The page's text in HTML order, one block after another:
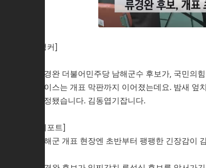
[앵커]
류경완 더불어민주당 남해군수 후보가, 국민의
레이스는 개표 막판까지 이어졌는데요. 밤새
결정됐습니다. 김동엽기잡니다.
[리포트]
남해군 개표 현장엔 초반부터 팽팽한 긴장감이